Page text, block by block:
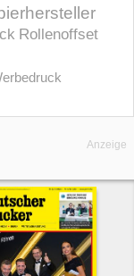
Rollenoffset
Anzeige